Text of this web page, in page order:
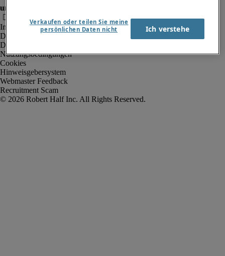
Impressum
Datenschutz
Datenschutz Arbeitnehmer/Zeitarbeitskräfte
Nutzungsbedingungen
Cookies
Hinweisgebersystem
Webmaster Feedback
Recruitment Scam
Verkaufen oder teilen Sie meine
persönlichen Daten nicht
Ich verstehe